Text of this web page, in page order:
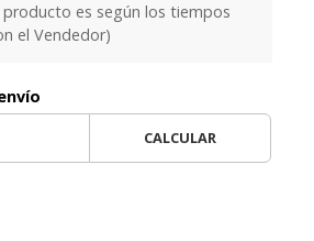
es según los tiempos
el Vendedor)
CALCULAR